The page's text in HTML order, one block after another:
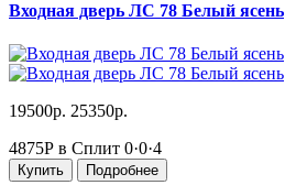
Входная дверь ЛС 78 Белый ясень
19500р. 25350р.
4875Р в Сплит 0·0·4
Купить Подробнее